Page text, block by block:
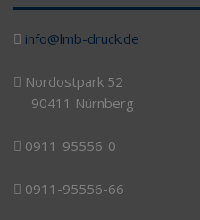
info@lmb-druck.de
Nordostpark 52
90411 Nürnberg
0911-95556-0
0911-95556-66